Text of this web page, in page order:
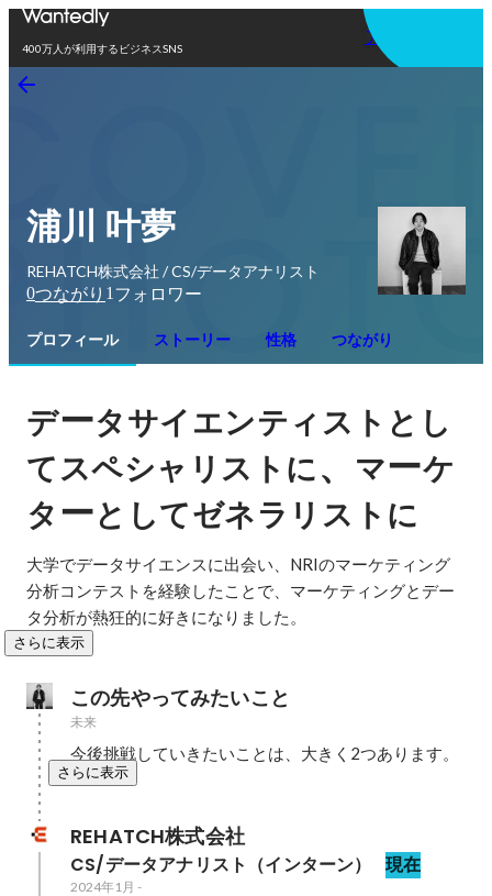
400万人が利用するビジネスSNS
アプリを使う
浦川 叶夢
REHATCH株式会社 / CS/データアナリスト
0つながり 1 フォロワー
プロフィール ストーリー 性格 つながり
データサイエンティストとし
てスペシャリストに、 マーケ
ターとしてゼネラリストに
大学でデータサイエンスに出会い、NRIのマーケティング
分析コンテストを経験したことで、マーケティングとデー
タ分析が熱狂的に好きになりました。
さらに表示
この先やってみたいこと
未来
今後挑戦していきたいことは、大きく2つあります。
さらに表示
REHATCH株式会社
CS/データアナリスト（インターン） 現在
2024年1月 -